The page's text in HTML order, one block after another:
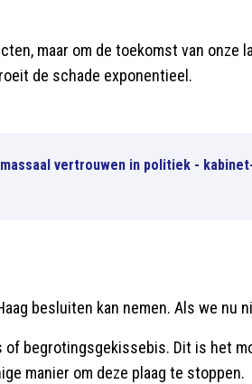
maar om de toekomst van onze
de schade exponentieel.
vertrouwen in politiek -
besluiten kan nemen. Als we nu
begrotingsgekissebis. Dit is het
manier om deze plaag te stoppen.